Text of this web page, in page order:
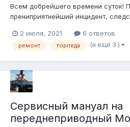
Всем добрейшего времени суток!
прениприятнейший инцидент,
прикрепить) одного из любимых
grand caravan 2011. Увеличить
2 июля, 2021 6 ответов
ремонт торпеда (и ещё 3 )
Сервисный мануал на
переднеприводный